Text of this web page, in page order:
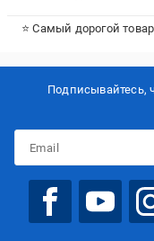
⭐ Самый дорогой товар
Подписывайтесь,